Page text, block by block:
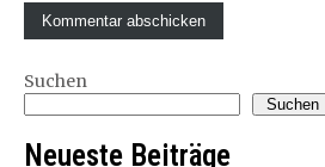
Suchen
Suchen
Neueste Beiträge